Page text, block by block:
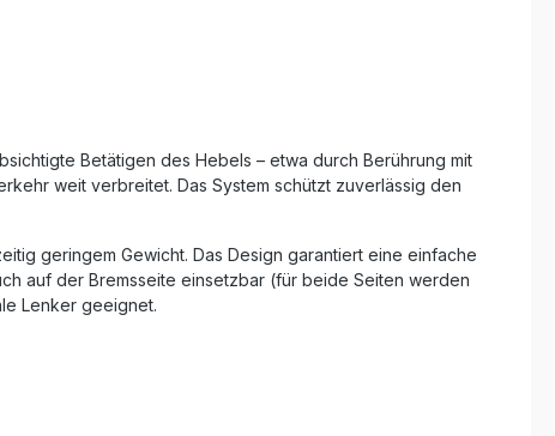
Betätigen des Hebels – etwa durch Berührung mit
weit verbreitet. Das System schützt zuverlässig den
geringem Gewicht. Das Design garantiert eine einfache
auf der Bremsseite einsetzbar (für beide Seiten werden
Lenker geeignet.